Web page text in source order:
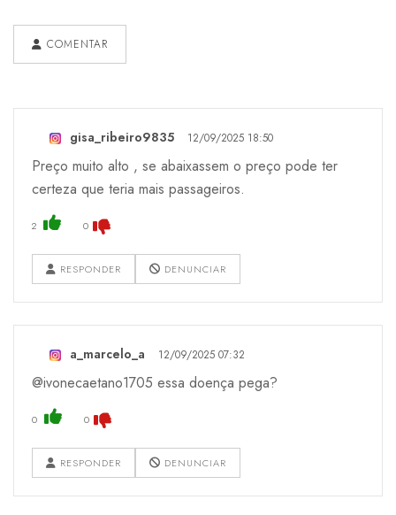
COMENTAR
gisa_ribeiro9835 12/09/2025 18:50
Preço muito alto , se abaixassem o preço pode ter
certeza que teria mais passageiros.
2 0
RESPONDER DENUNCIAR
a_marcelo_a 12/09/2025 07:32
@ivonecaetano1705 essa doença pega?
0 0
RESPONDER DENUNCIAR